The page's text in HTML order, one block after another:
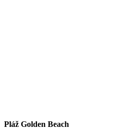
Pláž Golden Beach